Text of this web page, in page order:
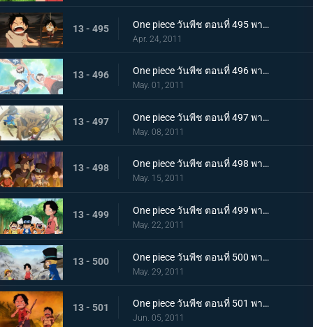
13 - 495 One piece วันพีช ตอนที่ 495 พากย์ไทย ฉันจะไม่หนี! การช่วยเหลืออันแน่วแน่ของเอส
Apr. 24, 2011
13 - 496 One piece วันพีช ตอนที่ 496 พากย์ไทย สักวัน! จะออกทะเล จอกสาบานของสามตัวแสบ
May. 01, 2011
13 - 497 One piece วันพีช ตอนที่ 497 พากย์ไทย บอกลากลุ่มดาดัน! สร้างฐานลับเสร็จแล้ว
May. 08, 2011
13 - 498 One piece วันพีช ตอนที่ 498 พากย์ไทย ลูฟี่ขอเป็นศิษย์!? ชายผู้เคยต่อสู้กับราชาโจรสลัด!
May. 15, 2011
13 - 499 One piece วันพีช ตอนที่ 499 พากย์ไทย ตัดสินกับเสือยักษ์! ใครกันที่จะได้เป็นกัปตัน!
May. 22, 2011
13 - 500 One piece วันพีช ตอนที่ 500 พากย์ไทย อิสระที่ถูกชิงไป! กับดักของขุนนางที่บีบคั้นสามพี่น้อง
May. 29, 2011
13 - 501 One piece วันพีช ตอนที่ 501 พากย์ไทย ไฟที่ถูกจุดขึ้น! เกรย์!เทอมินอล ตกอยู่ในอันตราย
Jun. 05, 2011